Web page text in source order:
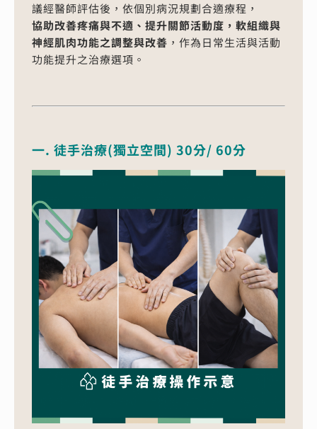
議經醫師評估後，依個別病況規劃合適療程，
協助改善疼痛與不適、提升關節活動度，軟組織與
神經肌肉功能之調整與改善 ，作為日常生活與活動
功能提升之治療選項。
一. 徒手治療(獨立空間) 30分/ 60分